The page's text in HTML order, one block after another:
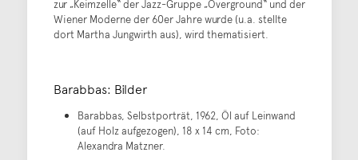
zur „Keimzelle“ der Jazz-Gruppe „Overground“ und der
Wiener Moderne der 60er Jahre wurde (u.a. stellte
dort Martha Jungwirth aus), wird thematisiert.
Barabbas: Bilder
Barabbas, Selbstporträt, 1962, Öl auf Leinwand
(auf Holz aufgezogen), 18 x 14 cm, Foto:
Alexandra Matzner.